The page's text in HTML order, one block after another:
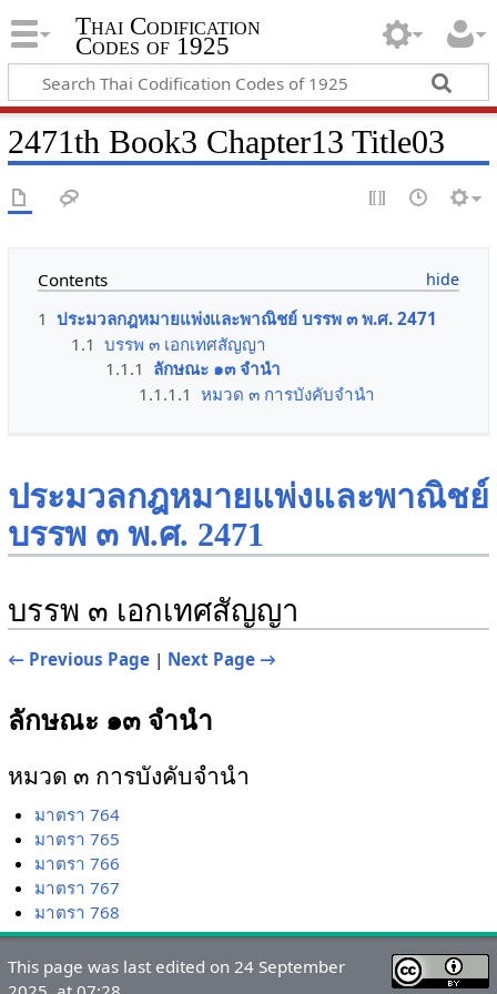
Thai Codification
Codes of 1925
2471th Book3 Chapter13 Title03
Contents
1 ประมวลกฎหมายแพ่งและพาณิชย์ บรรพ ๓ พ.ศ. 2471
1.1 บรรพ ๓ เอกเทศสัญญา
1.1.1 ลักษณะ ๑๓ จำนำ
1.1.1.1 หมวด ๓ การบังคับจำนำ
ประมวลกฎหมายแพ่งและพาณิชย์
บรรพ ๓ พ.ศ. 2471
บรรพ ๓ เอกเทศสัญญา
← Previous Page| Next Page →
ลักษณะ ๑๓ จำนำ
หมวด ๓ การบังคับจำนำ
มาตรา 764
มาตรา 765
มาตรา 766
มาตรา 767
มาตรา 768
This page was last edited on 24 September